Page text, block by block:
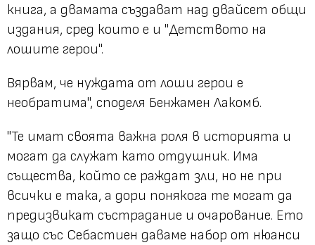
книга, а двамата създават над двайсет общи
издания, сред които е и "Детството на
лошите герои".
Вярвам, че нуждата от лоши герои е
необратима", споделя Бенжамен Лакомб.
"Те имат своята важна роля в историята и
могат да служат като отдушник. Има
същества, който се раждат зли, но не при
всички е така, а дори понякога те могат да
предизвикат състрадание и очарование. Ето
защо със Себастиен даваме набор от нюанси